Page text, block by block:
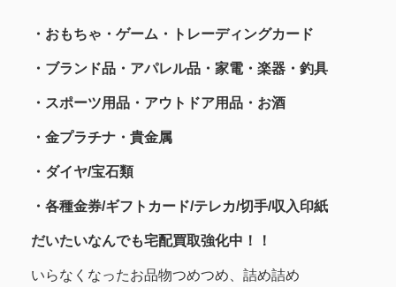
・おもちゃ・ゲーム・トレーディングカード
・ブランド品・アパレル品・家電・楽器・釣具
・スポーツ用品・アウトドア用品・お酒
・金プラチナ・貴金属
・ ダイヤ/宝石類
・各種金券/ギフトカード/テレカ/切手/収入印紙
だいたいなんでも宅配買取強化中！！
いらなくなったお品物つめつめ、詰め詰め